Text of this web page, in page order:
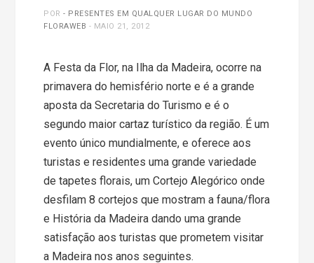
POR- PRESENTES EM QUALQUER LUGAR DO MUNDO
FLORAWEB - MAIO 21, 2012
A Festa da Flor, na Ilha da Madeira, ocorre na
primavera do hemisfério norte e é a grande
aposta da Secretaria do Turismo e é o
segundo maior cartaz turístico da região. É um
evento único mundialmente, e oferece aos
turistas e residentes uma grande variedade
de tapetes florais, um Cortejo Alegórico onde
desfilam 8 cortejos que mostram a fauna/flora
e História da Madeira dando uma grande
satisfação aos turistas que prometem visitar
a Madeira nos anos seguintes.